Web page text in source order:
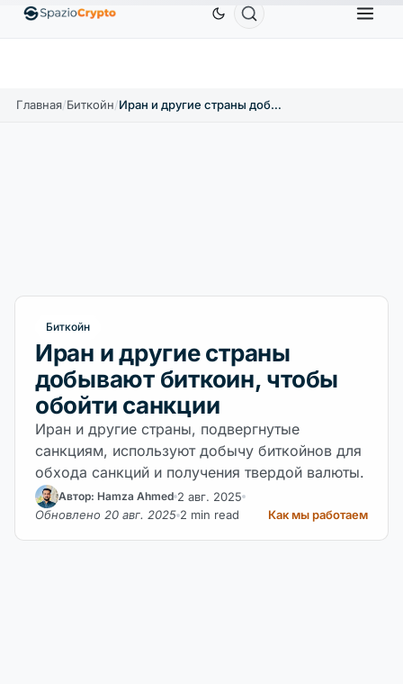
EthereumETH1 880,58 $ Tether USDT BNB
Главная/Биткойн/ Иран и другие страны добывают биткоин, чтобы обойти санкции
Биткойн
Иран и другие страны
добывают биткоин, чтобы
обойти санкции
Иран и другие страны, подвергнутые
санкциям, используют добычу биткойнов для
обхода санкций и получения твердой валюты.
Автор: Hamza Ahmed 2 авг. 2025
Обновлено 20 авг. 2025 2 min read Как мы работаем